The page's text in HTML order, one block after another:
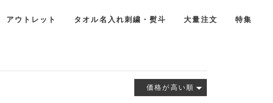
アウトレット タオル名入れ刺繍・熨斗 大量注文 特集
価格が高い順